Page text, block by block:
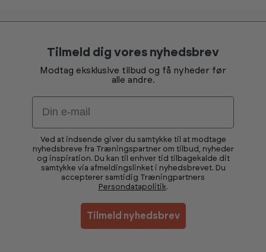
Tilmeld dig vores nyhedsbrev
Modtag eksklusive tilbud og få nyheder før
alle andre.
Email
Ved at indsende giver du samtykke til at modtage
nyhedsbreve fra Træningspartner om tilbud, nyheder
og inspiration. Du kan til enhver tid tilbagekalde dit
samtykke via afmeldingslinket i nyhedsbrevet. Du
accepterer samtidig Træningpartners
Persondatapolitik.
Tilmeld nyhedsbrev